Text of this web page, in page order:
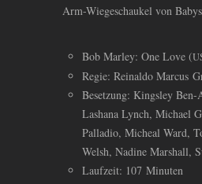
Arm-Wiegeschaukel von
Bob Marley: One Love (
Regie: Reinaldo Marcus
Besetzung: Kingsley Ben-
Lashana Lynch, Michael
Palladio, Micheal Ward,
Welsh, Nadine Marshall,
Laufzeit: 107 Minuten